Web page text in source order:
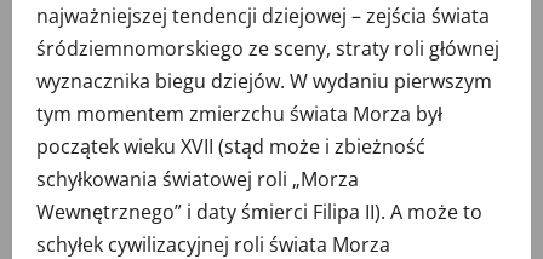
najważniejszej tendencji dziejowej – zejścia świata
śródziemnomorskiego ze sceny, straty roli głównej
wyznacznika biegu dziejów. W wydaniu pierwszym
tym momentem zmierzchu świata Morza był
początek wieku XVII (stąd może i zbieżność
schyłkowania światowej roli „Morza
Wewnętrznego” i daty śmierci Filipa II). A może to
schyłek cywilizacyjnej roli świata Morza